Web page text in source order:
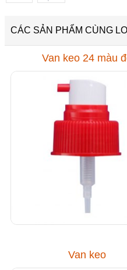
CÁC SẢN PHẨM CÙNG
Van keo 24 màu
Van keo